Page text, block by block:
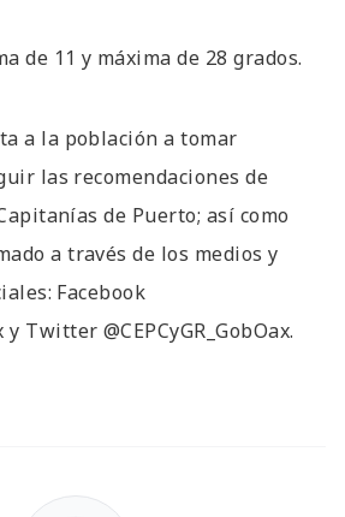
de 11 y máxima de 28 grados.
a la población a tomar
las recomendaciones de
de Puerto; así como
a través de los medios y
Facebook
y Twitter @CEPCyGR_GobOax.